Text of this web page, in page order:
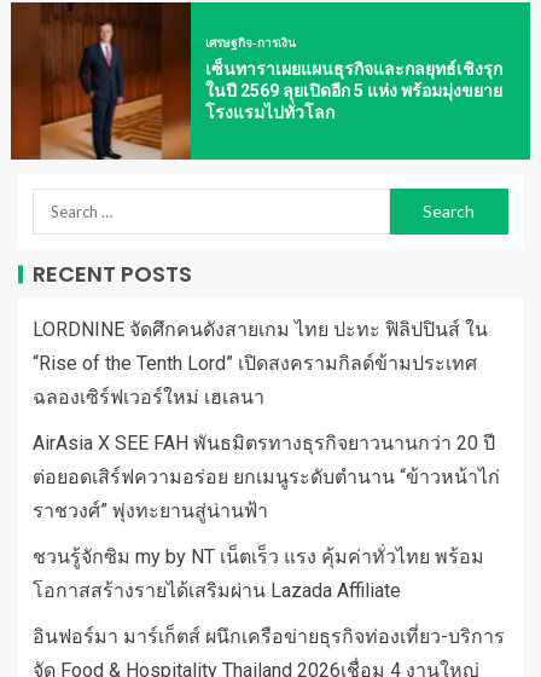
เศรษฐกิจ-การเงิน
เซ็นทาราเผยแผนธุรกิจและกลยุทธ์เชิงรุก
ในปี 2569 ลุยเปิดอีก 5 แห่ง พร้อมมุ่งขยาย
โรงแรมไปทั่วโลก
RECENT POSTS
LORDNINE จัดศึกคนดังสายเกม ไทย ปะทะ ฟิลิปปินส์ ใน
“Rise of the Tenth Lord” เปิดสงครามกิลด์ข้ามประเทศ
ฉลองเซิร์ฟเวอร์ใหม่ เฮเลนา
AirAsia X SEE FAH พันธมิตรทางธุรกิจยาวนานกว่า 20 ปี
ต่อยอดเสิร์ฟความอร่อย ยกเมนูระดับตำนาน “ข้าวหน้าไก่
ราชวงศ์” พุ่งทะยานสู่น่านฟ้า
ชวนรู้จักซิม my by NT เน็ตเร็ว แรง คุ้มค่าทั่วไทย พร้อม
โอกาสสร้างรายได้เสริมผ่าน Lazada Affiliate
อินฟอร์มา มาร์เก็ตส์ ผนึกเครือข่ายธุรกิจท่องเที่ยว-บริการ
จัด Food & Hospitality Thailand 2026เชื่อม 4 งานใหญ่